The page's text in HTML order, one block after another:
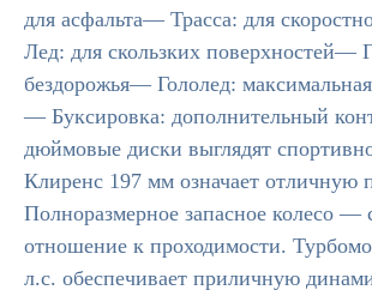
для асфальта— Трасса: для
Лед: для скользких поверхностей—
бездорожья— Гололед:
— Буксировка: дополнительный
дюймовые диски выглядят
Клиренс 197 мм означает отличную
Полноразмерное запасное колесо —
отношение к проходимости.
л.с. обеспечивает приличную